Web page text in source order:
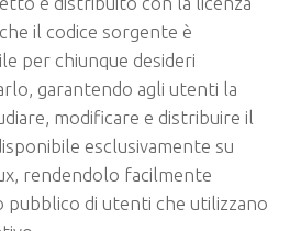
il codice sorgente è
per chiunque desideri
garantendo agli utenti la
modificare e distribuire il
esclusivamente su
rendendolo facilmente
pubblico di utenti che utilizzano